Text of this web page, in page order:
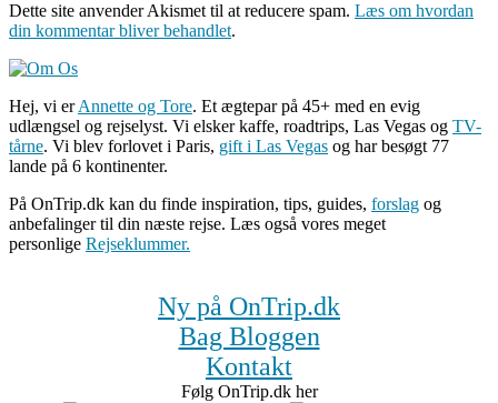
Dette site anvender Akismet til at reducere spam. Læs om hvordan
din kommentar bliver behandlet.
Hej, vi erAnnette og Tore. Et ægtepar på 45+ med en evig
udlængsel og rejselyst. Vi elsker kaffe, roadtrips, Las Vegas og TV-
tårne. Vi blev forlovet i Paris, gift i Las Vegas og har besøgt 77
lande på 6 kontinenter.
På OnTrip.dk kan du finde inspiration, tips, guides, forslag og
anbefalinger til din næste rejse. Læs også vores meget
personlige Rejseklummer.
Ny på OnTrip.dk
Bag Bloggen
Kontakt
Følg OnTrip.dk her